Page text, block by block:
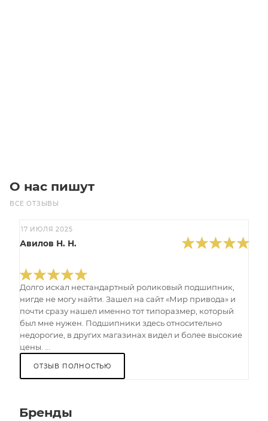
О нас пишут
ВСЕ ОТЗЫВЫ
17 ИЮЛЯ 2025
Авилов Н. Н.
Долго искал нестандартный роликовый подшипник,
нигде не могу найти. Зашел на сайт «Мир привода» и
почти сразу нашел именно тот типоразмер, который
был мне нужен. Подшипники здесь относительно
недорогие, в других магазинах видел и более высокие
цены. ...
ОТЗЫВ ПОЛНОСТЬЮ
Бренды